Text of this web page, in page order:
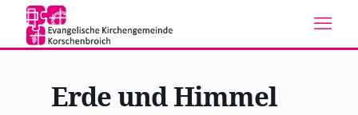
Erde und Himmel